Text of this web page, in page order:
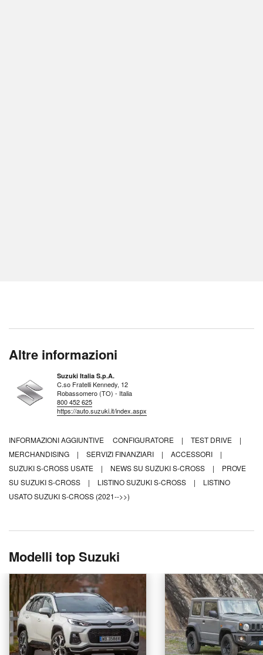
Altre informazioni
Suzuki Italia S.p.A.
C.so Fratelli Kennedy, 12
Robassomero (TO) - Italia
800 452 625
https://auto.suzuki.it/index.aspx
INFORMAZIONI AGGIUNTIVE CONFIGURATORE | TEST DRIVE
|
MERCHANDISING
| SERVIZI FINANZIARI | ACCESSORI
|
SUZUKI S-CROSS USATE
| NEWS SU SUZUKI S-CROSS |
PROVE
SU SUZUKI S-CROSS
| LISTINO SUZUKI S-CROSS |
LISTINO
USATO SUZUKI S-CROSS (2021-->>)
Modelli top Suzuki